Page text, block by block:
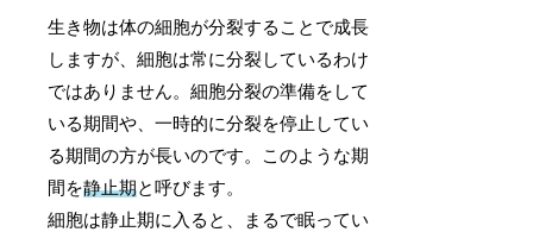
生き物は体の細胞が分裂することで成長
しますが、細胞は常に分裂しているわけ
ではありません。細胞分裂の準備をして
いる期間や、一時的に分裂を停止してい
る期間の方が長いのです。このような期
間を静止期と呼びます。
細胞は静止期に入ると、まるで眠ってい